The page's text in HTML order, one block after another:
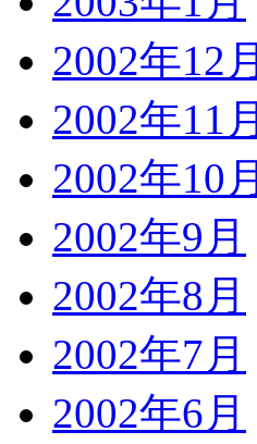
2002年12月
2002年11月
2002年10月
2002年9月
2002年8月
2002年7月
2002年6月